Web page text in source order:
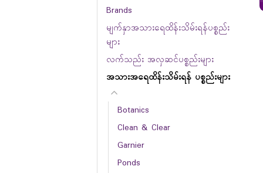
Brands
မျက်နှာအသားရေထိန်းသိမ်းရန်ပစ္စည်း
များ
လက်သည်း အလှဆင်ပစ္စည်းများ
အသားအရေထိန်းသိမ်းရန် ပစ္စည်းများ
Botanics
Clean & Clear
Garnier
Ponds